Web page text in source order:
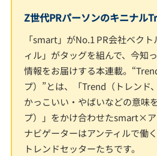
Z世代PRパーソンのキニナル
「smart」がNo.1 PR会社ベク
ィル」がタッグを組んで、今知
情報をお届けする本連載。
プ）”とは、「Trend（トレンド
かっこいい・やばいなどの意味
プ）」をかけ合わせたsmart×ア
ナビゲーターはアンティルで働
トレンドセッターたちです。